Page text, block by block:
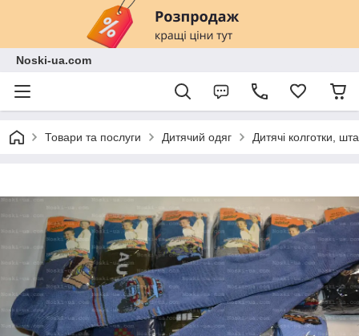
Noski-ua.com
Товари та послуги Дитячий одяг Дитячі колготки,